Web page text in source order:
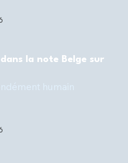
la note Belge sur